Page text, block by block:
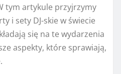
tym artykule przyjrzymy
i sety DJ-skie w świecie
się na te wydarzenia
aspekty, które sprawiają,